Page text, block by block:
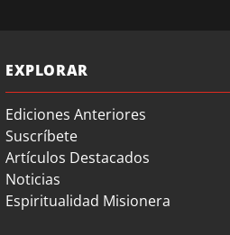
EXPLORAR
Ediciones Anteriores
Suscríbete
Artículos Destacados
Noticias
Espiritualidad Misionera